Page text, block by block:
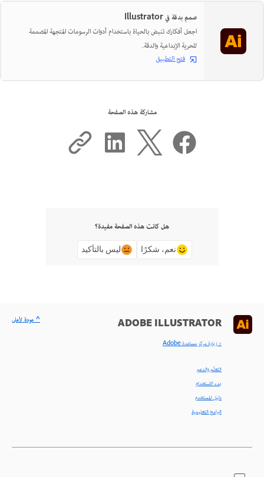
صمم بدقة في Illustrator
اجعل أفكارك تنبض بالحياة باستخدام أدوات الرسومات المتجهة المصممة
للحرية الإبداعية والدقة.
فتح التطبيق
مشاركة هذه الصفحة
هل كانت هذه الصفحة مفيدة؟
نعم، شكرًا ليس بالتأكيد
ADOBE ILLUSTRATOR
< زيارة مركز مساعدة Adobe
التعلّم والدعم
بدء الاستخدام
دليل المستخدم
البرامج التعليمية
^ عودة لأعلى